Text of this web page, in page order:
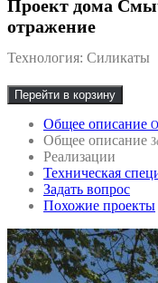
Проект дома
отражение
Технология: Силикаты
Перейти в корзину
Общее описание
Общее описание
Реализации
Техническая
Задать вопрос
Похожие проекты